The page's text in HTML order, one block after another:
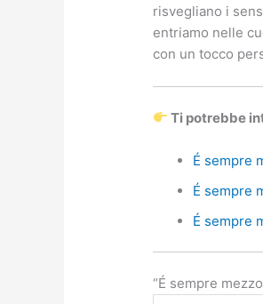
risvegliano i
entriamo nelle
con un tocco
Ti potrebbe
É sempre
É sempre
É sempre
“É sempre